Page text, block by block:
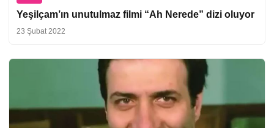
Yeşilçam’ın unutulmaz filmi “Ah Nerede” dizi oluyor
23 Şubat 2022